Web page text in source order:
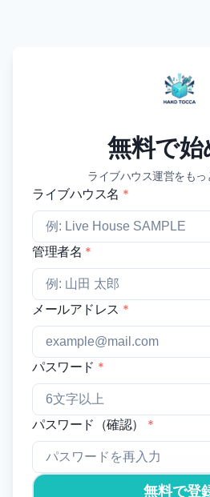
無料で始
ライブハウス運営をもっ
ライブハウス名 *
管理者名 *
メールアドレス *
パスワード *
パスワード（確認） *
無料で登